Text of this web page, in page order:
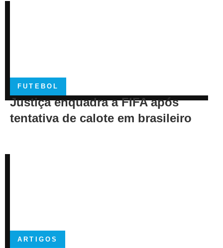
FUTEBOL
Justiça enquadra a FIFA após
tentativa de calote em brasileiro
ARTIGOS